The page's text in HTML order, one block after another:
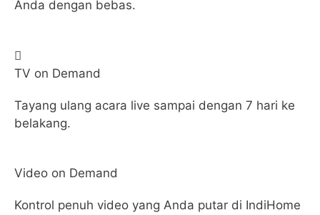
Anda dengan bebas.
TV on Demand
Tayang ulang acara live sampai dengan 7 hari ke
belakang.
Video on Demand
Kontrol penuh video yang Anda putar di IndiHome